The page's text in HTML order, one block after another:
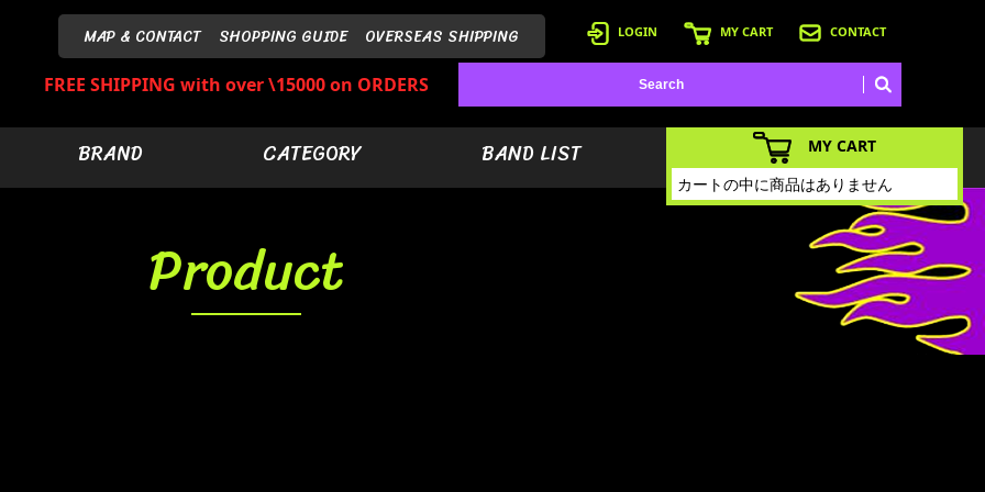
MAP & CONTACT SHOPPING GUIDE OVERSEAS SHIPPING LOGIN MY CART CONTACT
FREE SHIPPING with over \15000 on ORDERS
BRAND CATEGORY BAND LIST
Product
MY CART
カートの中に商品はありません